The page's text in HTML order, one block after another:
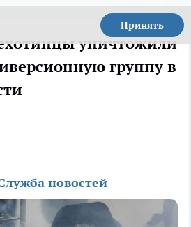
Принять
уничтожили
группу в
новостей